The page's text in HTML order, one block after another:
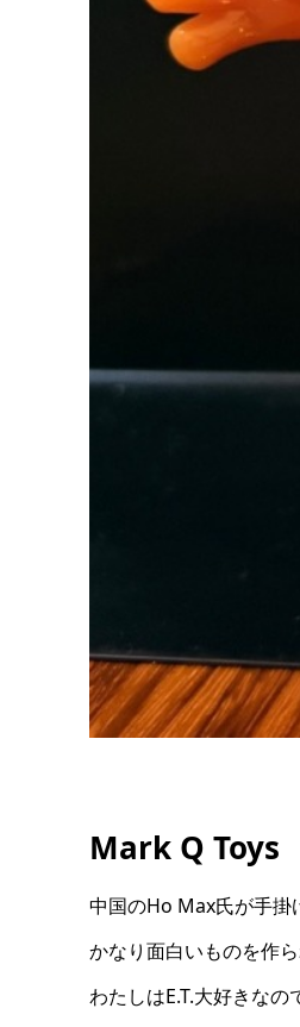
Mark Q Toys
中国のHo Max氏が手掛
かなり面白いものを作
わたしはE.T.大好きなの